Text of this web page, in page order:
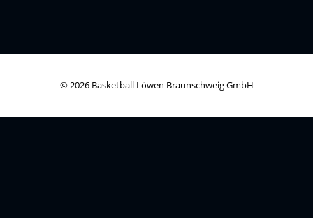
© 2026 Basketball Löwen Braunschweig GmbH